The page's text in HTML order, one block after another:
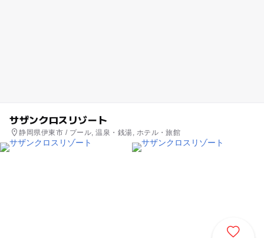
サザンクロスリゾート
静岡県伊東市 / プール, 温泉・銭湯, ホテル・旅館